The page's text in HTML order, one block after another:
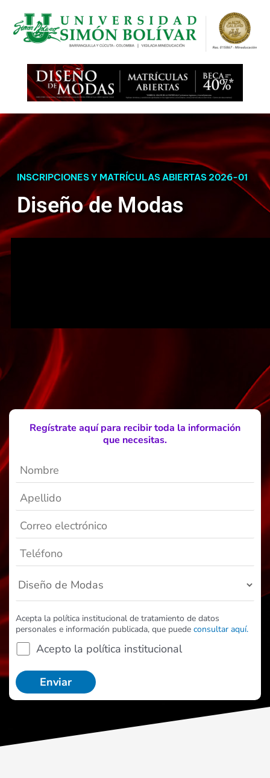
INSCRIPCIONES Y MATRÍCULAS ABIERTAS 2026-01
Diseño de Modas
Regístrate aquí para recibir toda la información
que necesitas.
Acepta la política institucional de tratamiento de datos
personales e información publicada, que puede consultar aquí.
Acepto la política institucional